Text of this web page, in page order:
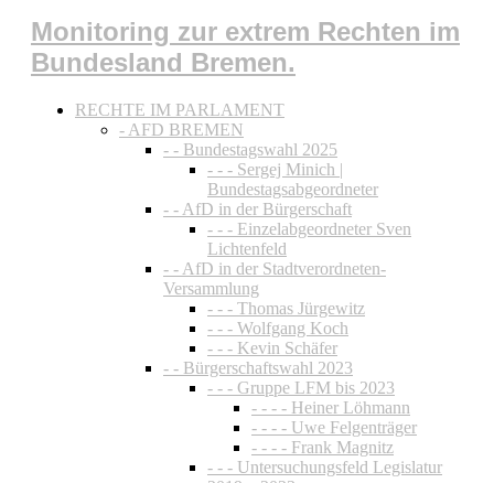
Monitoring zur extrem Rechten im
Bundesland Bremen.
RECHTE IM PARLAMENT
- AFD BREMEN
- - Bundestagswahl 2025
- - - Sergej Minich |
Bundestagsabgeordneter
- - AfD in der Bürgerschaft
- - - Einzelabgeordneter Sven
Lichtenfeld
- - AfD in der Stadtverordneten-
Versammlung
- - - Thomas Jürgewitz
- - - Wolfgang Koch
- - - Kevin Schäfer
- - Bürgerschaftswahl 2023
- - - Gruppe LFM bis 2023
- - - - Heiner Löhmann
- - - - Uwe Felgenträger
- - - - Frank Magnitz
- - - Untersuchungsfeld Legislatur